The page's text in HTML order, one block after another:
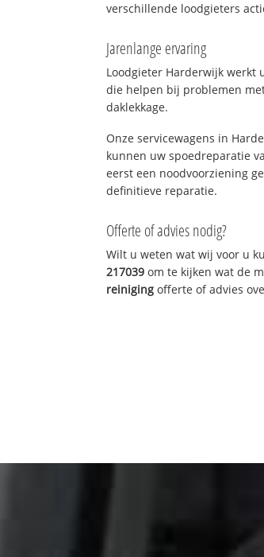
verschillende loodgieters
Jarenlange ervaring
Loodgieter Harderwijk werkt
die helpen bij problemen
daklekkage.
Onze servicewagens in
kunnen uw spoedreparatie
eerst een noodvoorziening
definitieve reparatie.
Offerte of advies nodig?
Wilt u weten wat wij voor u
217039 om te kijken wat de
reiniging offerte of advies